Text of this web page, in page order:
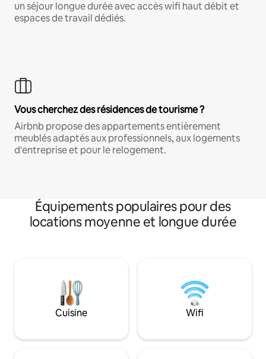
un séjour longue durée avec accès wifi haut débit et
espaces de travail dédiés.
Vous cherchez des résidences de tourisme ?
Airbnb propose des appartements entièrement
meublés adaptés aux professionnels, aux logements
d'entreprise et pour le relogement.
Équipements populaires pour des
locations moyenne et longue durée
Cuisine Wifi